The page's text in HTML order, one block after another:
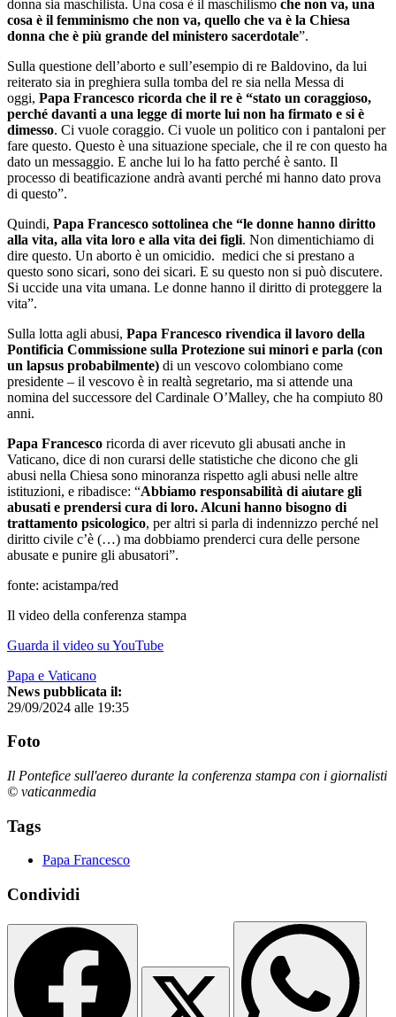
donna sia maschilista. Una cosa è il maschilismo che non va, una
cosa è il femminismo che non va, quello che va è la Chiesa
donna che è più grande del ministero sacerdotale”.
Sulla questione dell’aborto e sull’esempio di re Baldovino, da lui
reiterato sia in preghiera sulla tomba del re sia nella Messa di
oggi, Papa Francesco ricorda che il re è “stato un coraggioso,
perché davanti a una legge di morte lui non ha firmato e si è
dimesso. Ci vuole coraggio. Ci vuole un politico con i pantaloni per
fare questo. Questo è una situazione speciale, che il re con questo ha
dato un messaggio. E anche lui lo ha fatto perché è santo. Il
processo di beatificazione andrà avanti perché mi hanno dato prova
di questo”.
Quindi, Papa Francesco sottolinea che “le donne hanno diritto
alla vita, alla vita loro e alla vita dei figli. Non dimentichiamo di
dire questo. Un aborto è un omicidio. medici che si prestano a
questo sono sicari, sono dei sicari. E su questo non si può discutere.
Si uccide una vita umana. Le donne hanno il diritto di proteggere la
vita”.
Sulla lotta agli abusi, Papa Francesco rivendica il lavoro della
Pontificia Commissione sulla Protezione sui minori e parla (con
un lapsus probabilmente) di un vescovo colombiano come
presidente – il vescovo è in realtà segretario, ma si attende una
nomina del successore del Cardinale O’Malley, che ha compiuto 80
anni.
Papa Francesco ricorda di aver ricevuto gli abusati anche in
Vaticano, dice di non curarsi delle statistiche che dicono che gli
abusi nella Chiesa sono minoranza rispetto agli abusi nelle altre
istituzioni, e ribadisce: “Abbiamo responsabilità di aiutare gli
abusati e prendersi cura di loro. Alcuni hanno bisogno di
trattamento psicologico, per altri si parla di indennizzo perché nel
diritto civile c’è (…) ma dobbiamo prenderci cura delle persone
abusate e punire gli abusatori”.
fonte: acistampa/red
Il video della conferenza stampa
Guarda il video su YouTube
Papa e Vaticano
News pubblicata il:
29/09/2024 alle 19:35
Foto
Il Pontefice sull'aereo durante la conferenza stampa con i giornalisti
© vaticanmedia
Tags
Papa Francesco
Condividi